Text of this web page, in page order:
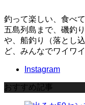
釣って楽しい、食べ
五島列島まで、磯釣
や、船釣り（落とし
ど、みんなでワイワ
Instagram
おすすめ記事